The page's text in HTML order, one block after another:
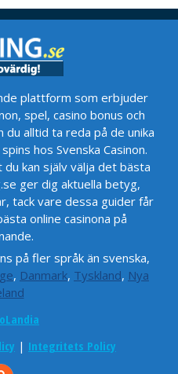
plattform som erbjuder
spel, casino bonus och
alltid ta reda på de unika
hos Svenska Casinon.
kan själv välja det bästa
ger dig aktuella betyg,
tack vare dessa guider får
online casinona på
på fler språk än svenska,
, Danmark, Tyskland, Nya
| Integritets Policy